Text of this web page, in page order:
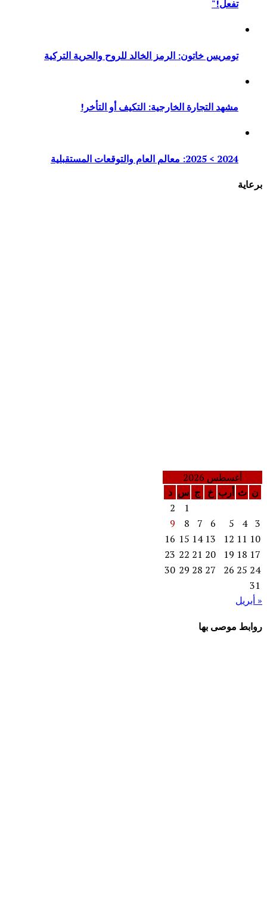
تفعل!"
تومريس خاتون: الرمز الخالد للروح والحرية التركية
مشهد التجارة الخارجية: التكيف أو التأخر!
2024 > 2025: معالم العام والتوقعات المستقبلية
برعاية
أغسطس 2026
ن ث أرب خ ج س د
1
2
3
4
5
6
7
8
9
10
11
12
13
14
15
16
17
18
19
20
21
22
23
24
25
26
27
28
29
30
31
« أبريل
روابط موصى بها